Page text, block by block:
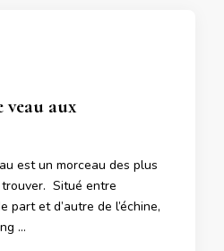
aux
est un morceau des plus
trouver. Situé entre
et d’autre de l’échine,
…